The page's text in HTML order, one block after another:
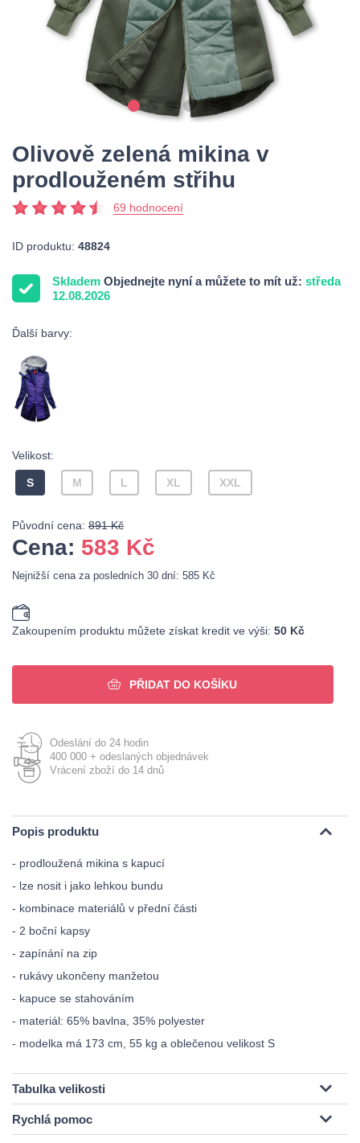
Olivově zelená mikina v
prodlouženém střihu
69 hodnocení
ID produktu: 48824
Skladem Objednejte nyní a můžete to mít už: středa
12.08.2026
Ďalší barvy:
Velikost:
S M L XL XXL
Původní cena: 891 Kč
Cena: 583 Kč
Nejnižší cena za posledních 30 dní: 585 Kč
Zakoupením produktu můžete získat kredit ve výši: 50 Kč
PŘIDAT DO KOŠÍKU
Odeslání do 24 hodin
400 000 + odeslaných objednávek
Vrácení zboží do 14 dnů
Popis produktu
- prodloužená mikina s kapucí
- lze nosit i jako lehkou bundu
- kombinace materiálů v přední části
- 2 boční kapsy
- zapínání na zip
- rukávy ukončeny manžetou
- kapuce se stahováním
- materiál: 65% bavlna, 35% polyester
- modelka má 173 cm, 55 kg a oblečenou velikost S
Tabulka velikosti
Rychlá pomoc